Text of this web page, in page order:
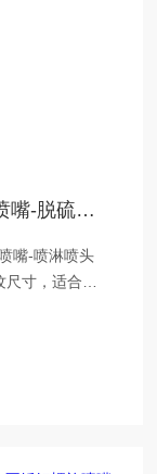
螺旋喷头-螺旋喷嘴-压喷嘴-雾化喷嘴-脱硫喷嘴-喷淋喷头-河北润和玻璃钢
嘴-喷淋喷头
寸，适合多
、Cu铜螺旋喷
头、PVDF不